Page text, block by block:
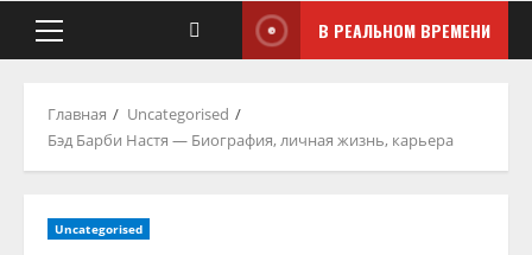
Основное
В РЕАЛЬНОМ ВРЕМЕНИ
Главная
Uncategorised
Бэд Барби Настя — Биография, личная жизнь, карьера
Uncategorised